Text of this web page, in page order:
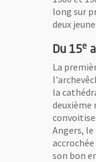
long sur
deux
Du 15e
La
la
deuxième
Angers,
son bon